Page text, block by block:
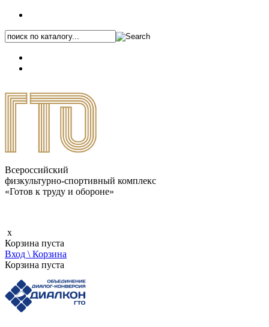
Всероссийский
физкультурно-спортивный комплекс
«Готов к труду и обороне»
x
Корзина пуста
Вход \ Корзина
Корзина пуста